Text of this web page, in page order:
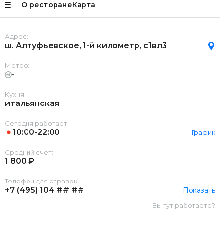
О ресторанеКарта
Адрес:
ш. Алтуфьевское, 1-й километр, с1вл3
Метро:
-
Кухня:
итальянская
Сегодня работает:
10:00-22:00 График
Средний счет:
1 800 ₽
Телефон для справок:
+7 (495) 104 ## ## Показать
Вы тут работаете?